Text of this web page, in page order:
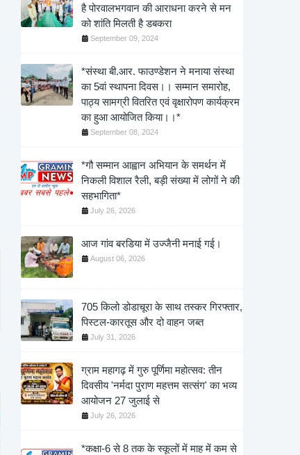
है पोरवालभगवान की आराधना करने से मन
को शांति मिलती है डबकरा
September 09, 2024
*संस्था बी.आर. फाउण्डेशन ने मनाया संस्था
का 5वां स्थापना दिवस।। सम्मान समारोह,
पाठ्य सामग्री वितरित एवं वृक्षारोपण कार्यक्रम
का हुआ आयोजित किया।।*
September 08, 2024
*गौ सम्मान आह्वान अभियान के समर्थन में
निकली विशाल रैली, बड़ी संख्या में लोगों ने की
सहभागिता*
July 26, 2026
आज गांव बरडिया में उज्जैनी मनाई गई।
August 06, 2026
705 किलो डोडाचूरा के साथ तस्कर गिरफ्तार,
पिस्टल-कारतूस और दो वाहन जब्त
July 31, 2026
ग्राम महागढ़ में गुरु पूर्णिमा महोत्सव: तीन
दिवसीय 'नर्मदा पुराण महत्तम सत्संग' का भव्य
आयोजन 27 जुलाई से
July 26, 2026
*कक्षा-6 से 8 तक के स्कूलों में माह में कम से